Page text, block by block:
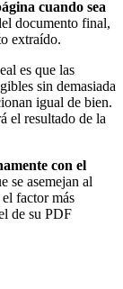
cuando sea
documento final,
extraído.
es que las
sin demasiada
igual de bien.
el resultado de la
con el
se asemejan al
factor más
de su PDF